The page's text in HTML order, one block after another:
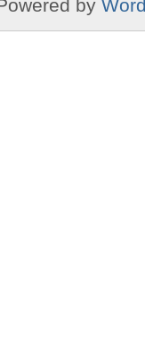
by